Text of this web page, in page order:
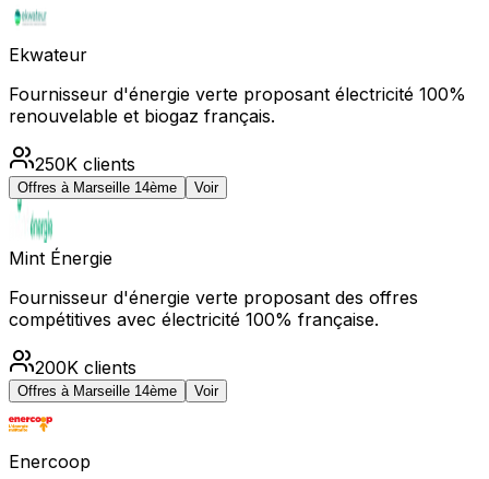
Ekwateur
Fournisseur d'énergie verte proposant électricité 100%
renouvelable et biogaz français.
250K clients
Offres à Marseille 14ème Voir
Mint Énergie
Fournisseur d'énergie verte proposant des offres
compétitives avec électricité 100% française.
200K clients
Offres à Marseille 14ème Voir
Enercoop